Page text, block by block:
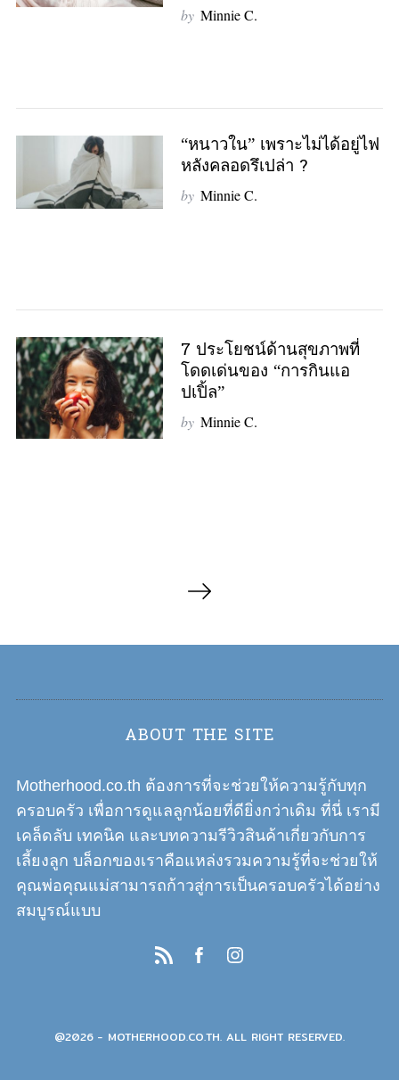
by Minnie C.
“หนาวใน” เพราะไม่ได้อยู่ไฟ
หลังคลอดรึเปล่า ?
by Minnie C.
7 ประโยชน์ด้านสุขภาพที่
โดดเด่นของ “การกินแอ
ปเปิ้ล”
by Minnie C.
n
i
o
ABOUT THE SITE
Motherhood.co.th ต้องการที่จะช่วยให้ความรู้กับทุก
ครอบครัว เพื่อการดูแลลูกน้อยที่ดียิ่งกว่าเดิม ที่นี่ เรามี
เคล็ดลับ เทคนิค และบทความรีวิวสินค้าเกี่ยวกับการ
เลี้ยงลูก บล็อกของเราคือแหล่งรวมความรู้ที่จะช่วยให้
คุณพ่อคุณแม่สามารถก้าวสู่การเป็นครอบครัวได้อย่าง
สมบูรณ์แบบ
@2026 - MOTHERHOOD.CO.TH. ALL RIGHT RESERVED.